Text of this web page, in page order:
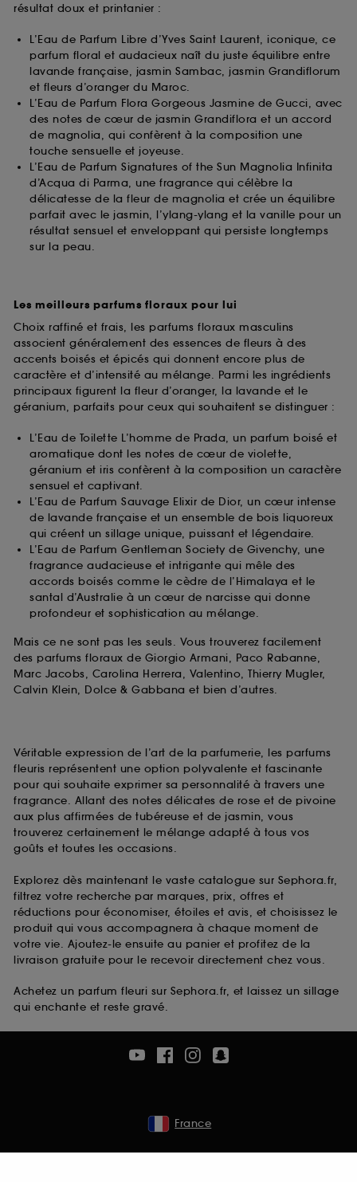
résultat doux et printanier :
L’Eau de Parfum Libre d’Yves Saint Laurent, iconique, ce
parfum floral et audacieux naît du juste équilibre entre
lavande française, jasmin Sambac, jasmin Grandiflorum
et fleurs d’oranger du Maroc.
L’Eau de Parfum Flora Gorgeous Jasmine de Gucci, avec
des notes de cœur de jasmin Grandiflora et un accord
de magnolia, qui confèrent à la composition une
touche sensuelle et joyeuse.
L’Eau de Parfum Signatures of the Sun Magnolia Infinita
d’Acqua di Parma, une fragrance qui célèbre la
délicatesse de la fleur de magnolia et crée un équilibre
parfait avec le jasmin, l’ylang-ylang et la vanille pour un
résultat sensuel et enveloppant qui persiste longtemps
sur la peau.
Les meilleurs parfums floraux pour lui
Choix raffiné et frais, les parfums floraux masculins
associent généralement des essences de fleurs à des
accents boisés et épicés qui donnent encore plus de
caractère et d’intensité au mélange. Parmi les ingrédients
principaux figurent la fleur d’oranger, la lavande et le
géranium, parfaits pour ceux qui souhaitent se distinguer :
L’Eau de Toilette L’homme de Prada, un parfum boisé et
aromatique dont les notes de cœur de violette,
géranium et iris confèrent à la composition un caractère
sensuel et captivant.
L’Eau de Parfum Sauvage Elixir de Dior, un cœur intense
de lavande française et un ensemble de bois liquoreux
qui créent un sillage unique, puissant et légendaire.
L’Eau de Parfum Gentleman Society de Givenchy, une
fragrance audacieuse et intrigante qui mêle des
accords boisés comme le cèdre de l’Himalaya et le
santal d’Australie à un cœur de narcisse qui donne
profondeur et sophistication au mélange.
Mais ce ne sont pas les seuls. Vous trouverez facilement
des parfums floraux de Giorgio Armani, Paco Rabanne,
Marc Jacobs, Carolina Herrera, Valentino, Thierry Mugler,
Calvin Klein, Dolce & Gabbana et bien d’autres.
Véritable expression de l’art de la parfumerie, les parfums
fleuris représentent une option polyvalente et fascinante
pour qui souhaite exprimer sa personnalité à travers une
fragrance. Allant des notes délicates de rose et de pivoine
aux plus affirmées de tubéreuse et de jasmin, vous
trouverez certainement le mélange adapté à tous vos
goûts et toutes les occasions.
Explorez dès maintenant le vaste catalogue sur Sephora.fr,
filtrez votre recherche par marques, prix, offres et
réductions pour économiser, étoiles et avis, et choisissez le
produit qui vous accompagnera à chaque moment de
votre vie. Ajoutez-le ensuite au panier et profitez de la
livraison gratuite pour le recevoir directement chez vous.
Achetez un parfum fleuri sur Sephora.fr, et laissez un sillage
qui enchante et reste gravé.
France
sur "continuer sans accepter". Voous pouvez à tout
souhaitez obtenir plus d'information sur les cookies
utilisés, cliquez ici.